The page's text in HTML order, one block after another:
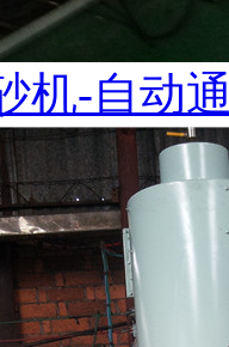
机-自动